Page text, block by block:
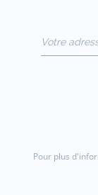
(exemple :
Pour plus